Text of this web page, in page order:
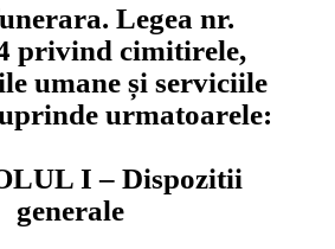
Legea nr.
privind cimitirele,
umane și serviciile
urmatoarele:
I – Dispozitii
generale